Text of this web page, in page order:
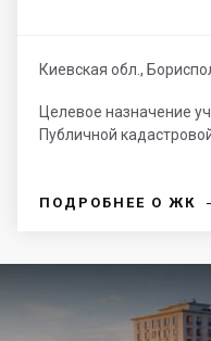
Киевская обл.,
Целевое назначение
Публичной
ПОДРОБНЕЕ О ЖК